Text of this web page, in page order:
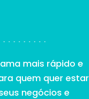
mais rápido e
quem quer estar
negócios e